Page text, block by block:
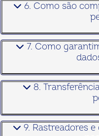
6. Como são
7. Como
8.
9. Rastreadores